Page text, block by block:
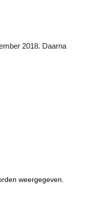
2018. Daarna
weergegeven.